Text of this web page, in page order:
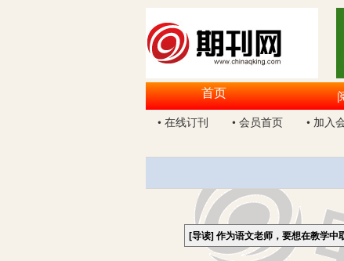
首页
• 在线订刊
• 会员首页 • 加入
[导读]作为语文老师，要想在教学中